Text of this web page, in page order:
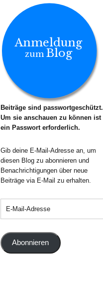
Anmeldung
zum Blog
Beiträge sind passwortgeschützt.
Um sie anschauen zu können ist
ein Passwort erforderlich.
Gib deine E-Mail-Adresse an, um
diesen Blog zu abonnieren und
Benachrichtigungen über neue
Beiträge via E-Mail zu erhalten.
Abonnieren